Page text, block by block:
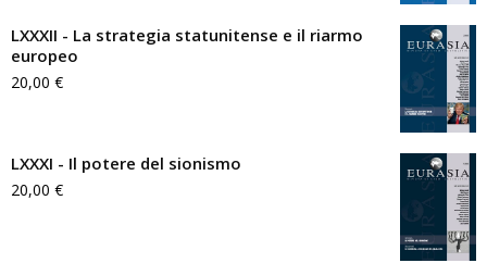
LXXXII - La strategia statunitense e il riarmo
europeo
20,00 €
LXXXI - Il potere del sionismo
20,00 €